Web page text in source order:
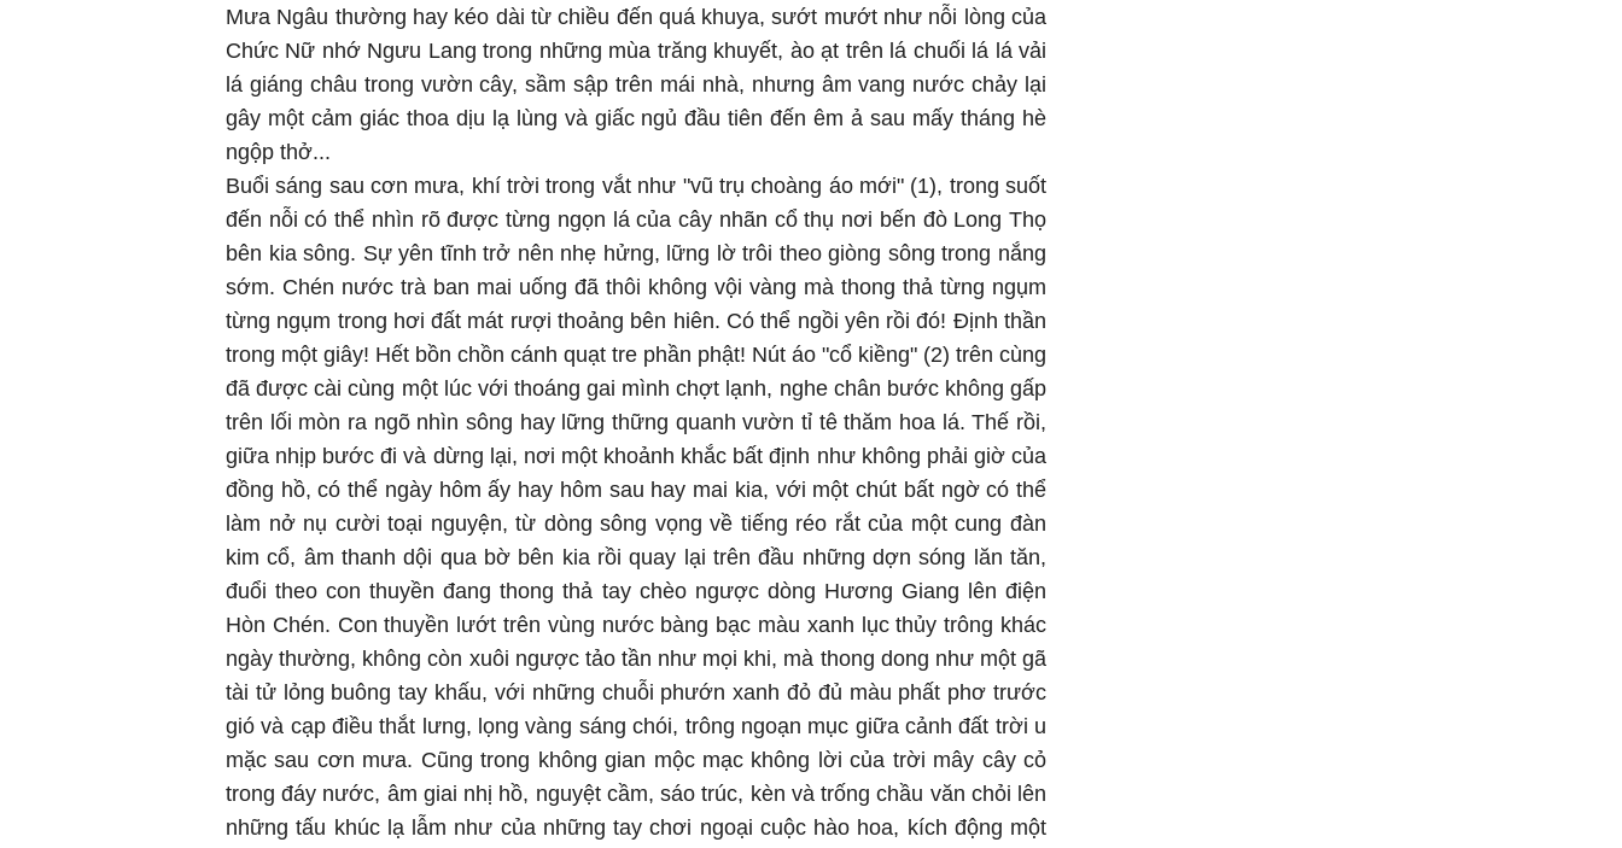
Mưa Ngâu thường hay kéo dài từ chiều đến quá khuya, sướt mướt như nỗi lòng của
Chức Nữ nhớ Ngưu Lang trong những mùa trăng khuyết, ào ạt trên lá chuối lá lá vải
lá giáng châu trong vườn cây, sầm sập trên mái nhà, nhưng âm vang nước chảy lại
gây một cảm giác thoa dịu lạ lùng và giấc ngủ đầu tiên đến êm ả sau mấy tháng hè
ngộp thở...
Buổi sáng sau cơn mưa, khí trời trong vắt như "vũ trụ choàng áo mới" (1), trong suốt
đến nỗi có thể nhìn rõ được từng ngọn lá của cây nhãn cổ thụ nơi bến đò Long Thọ
bên kia sông. Sự yên tĩnh trở nên nhẹ hửng, lững lờ trôi theo giòng sông trong nắng
sớm. Chén nước trà ban mai uống đã thôi không vội vàng mà thong thả từng ngụm
từng ngụm trong hơi đất mát rượi thoảng bên hiên. Có thể ngồi yên rồi đó! Định thần
trong một giây! Hết bồn chồn cánh quạt tre phần phật! Nút áo "cổ kiềng" (2) trên cùng
đã được cài cùng một lúc với thoáng gai mình chợt lạnh, nghe chân bước không gấp
trên lối mòn ra ngõ nhìn sông hay lững thững quanh vườn tỉ tê thăm hoa lá. Thế rồi,
giữa nhịp bước đi và dừng lại, nơi một khoảnh khắc bất định như không phải giờ của
đồng hồ, có thể ngày hôm ấy hay hôm sau hay mai kia, với một chút bất ngờ có thể
làm nở nụ cười toại nguyện, từ dòng sông vọng về tiếng réo rắt của một cung đàn
kim cổ, âm thanh dội qua bờ bên kia rồi quay lại trên đầu những dợn sóng lăn tăn,
đuổi theo con thuyền đang thong thả tay chèo ngược dòng Hương Giang lên điện
Hòn Chén. Con thuyền lướt trên vùng nước bàng bạc màu xanh lục thủy trông khác
ngày thường, không còn xuôi ngược tảo tần như mọi khi, mà thong dong như một gã
tài tử lỏng buông tay khấu, với những chuỗi phướn xanh đỏ đủ màu phất phơ trước
gió và cạp điều thắt lưng, lọng vàng sáng chói, trông ngoạn mục giữa cảnh đất trời u
mặc sau cơn mưa. Cũng trong không gian mộc mạc không lời của trời mây cây cỏ
trong đáy nước, âm giai nhị hồ, nguyệt cầm, sáo trúc, kèn và trống chầu văn chỏi lên
những tấu khúc lạ lẫm như của những tay chơi ngoại cuộc hào hoa, kích động một